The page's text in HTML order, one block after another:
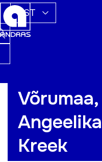
EST
Võrumaa,
Angeelika
Kreek